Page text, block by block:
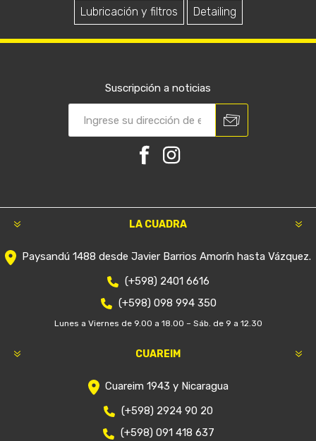
Lubricación y filtros
Detailing
Suscripción a noticias
LA CUADRA
Paysandú 1488 desde Javier Barrios Amorín hasta Vázquez.
(+598) 2401 6616
(+598) 098 994 350
Lunes a Viernes de 9.00 a 18.00 – Sáb. de 9 a 12.30
CUAREIM
Cuareim 1943 y Nicaragua
(+598) 2924 90 20
(+598) 091 418 637